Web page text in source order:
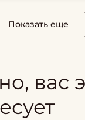
Показать еще
вас